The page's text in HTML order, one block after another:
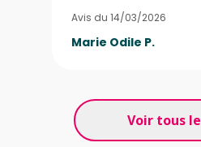
Avis du 14/03/2026
Marie Odile P.
Voir tous